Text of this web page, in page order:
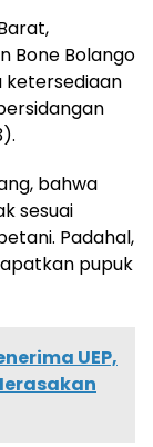
Bone Bolango
ketersediaan
bahwa
sesuai
Padahal,
pupuk
UEP,